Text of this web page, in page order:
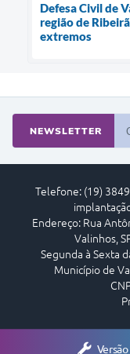
Defesa Civil de
região de
extremos
NEWSLETTER
Telefone: (19)
Endereço: Rua
Valinhos,
Segunda à Sexta
Município de